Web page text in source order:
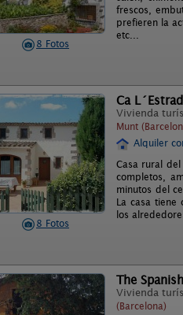
8 Fotos
frescos,
prefieren la
etc...
8 Fotos
Ca
Vivienda
Munt
Alquiler
Casa rural
completos,
minutos del
La casa tiene
los
The
Vivienda
(Barcelona)